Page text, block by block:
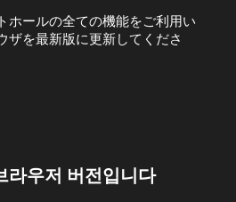
ホールの全ての機能をご利用い
ザを最新版に更新してくださ
라우저 버전입니다